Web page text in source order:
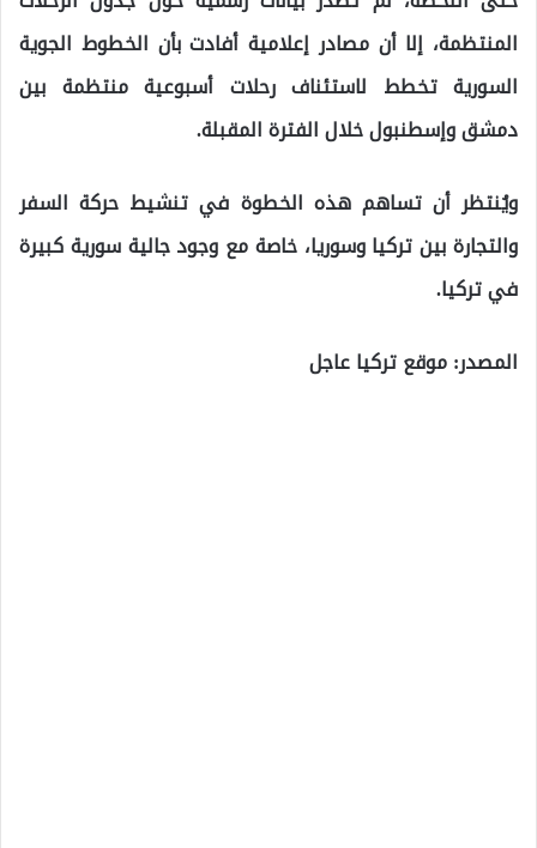
المنتظمة، إلا أن مصادر إعلامية أفادت بأن الخطوط الجوية
السورية تخطط لاستئناف رحلات أسبوعية منتظمة بين
دمشق وإسطنبول خلال الفترة المقبلة.
ويُنتظر أن تساهم هذه الخطوة في تنشيط حركة السفر
والتجارة بين تركيا وسوريا، خاصة مع وجود جالية سورية كبيرة
في تركيا.
المصدر: موقع تركيا عاجل